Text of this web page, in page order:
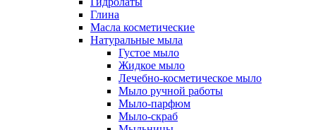
Глина
Масла косметические
Натуральные мыла
Густое мыло
Жидкое мыло
Лечебно-косметическое мыло
Мыло ручной работы
Мыло-парфюм
Мыло-скраб